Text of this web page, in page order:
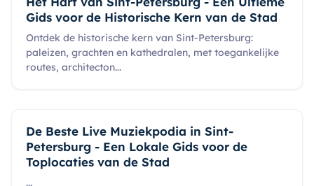
Gids voor de Historische Kern van de Stad
Ontdek de historische kern van Sint-Petersburg:
paleizen, grachten en kathedralen, met toegankelijke
routes, architecton...
De Beste Live Muziekpodia in Sint-
Petersburg - Een Lokale Gids voor de
Toplocaties van de Stad
...